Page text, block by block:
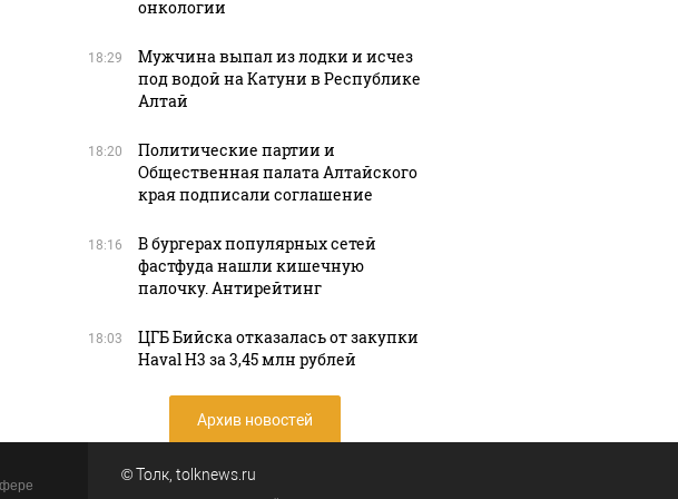
онкологии
18:29
Мужчина выпал из лодки и исчез
под водой на Катуни в Республике
Алтай
18:20
Политические партии и
Общественная палата Алтайского
края подписали соглашение
18:16
В бургерах популярных сетей
фастфуда нашли кишечную
палочку. Антирейтинг
18:03
ЦГБ Бийска отказалась от закупки
Haval H3 за 3,45 млн рублей
Архив новостей
©Толк, tolknews.ru